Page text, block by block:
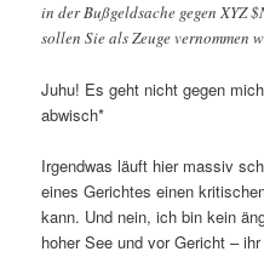
in der Bußgeldsache gegen XYZ
sollen Sie als Zeuge vernommen
Juhu! Es geht nicht gegen
abwisch*
Irgendwas läuft hier massiv
eines Gerichtes einen
kann. Und nein, ich bin kein
hoher See und vor Gericht –